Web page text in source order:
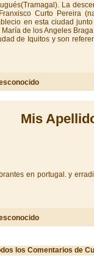
La
Curto Pereira
en esta ciudad
de los Angeles
de Iquitos y son
Mis
en portugal. y
los Comentarios de